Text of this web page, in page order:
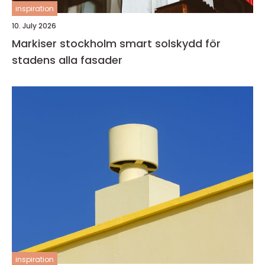
inspiration
10. July 2026
Markiser stockholm smart solskydd för
stadens alla fasader
inspiration